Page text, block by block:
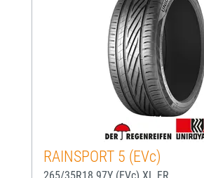
RAINSPORT 5 (EVc)